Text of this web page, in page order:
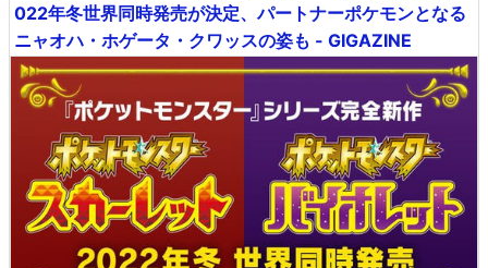
022年冬世界同時発売が決定、パートナーポケモンとなる
ニャオハ・ホゲータ・クワッスの姿も - GIGAZINE